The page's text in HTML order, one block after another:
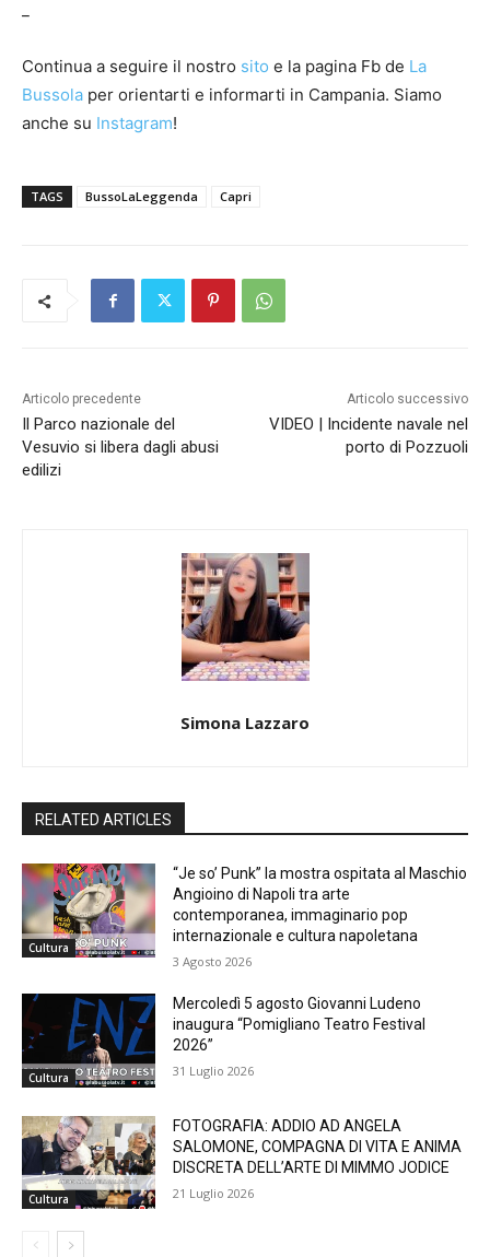
Continua a seguire il nostro sito e la pagina Fb de La
Bussola per orientarti e informarti in Campania. Siamo
anche su Instagram!
TAGS BussoLaLeggenda Capri
Articolo precedente
Il Parco nazionale del
Vesuvio si libera dagli abusi
edilizi
Articolo successivo
VIDEO | Incidente navale nel
porto di Pozzuoli
Simona Lazzaro
RELATED ARTICLES
Cultura
“Je so’ Punk” la mostra ospitata al Maschio
Angioino di Napoli tra arte
contemporanea, immaginario pop
internazionale e cultura napoletana
3 Agosto 2026
Cultura
Mercoledì 5 agosto Giovanni Ludeno
inaugura “Pomigliano Teatro Festival
2026”
31 Luglio 2026
Cultura
FOTOGRAFIA: ADDIO AD ANGELA
SALOMONE, COMPAGNA DI VITA E ANIMA
DISCRETA DELL’ARTE DI MIMMO JODICE
21 Luglio 2026